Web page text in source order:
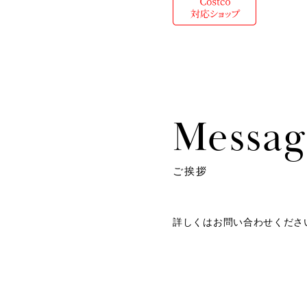
ご挨拶
詳しくはお問い合わせくださ